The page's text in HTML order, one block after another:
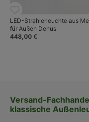
LED-Strahlerleuchte aus
für Außen Denus
448,00 €
Versand-
klassische